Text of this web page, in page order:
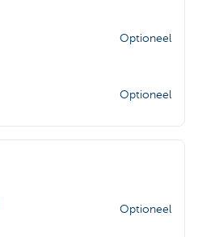
Optioneel
Optioneel
Optioneel